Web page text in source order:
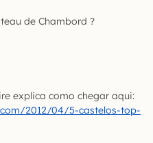
de Chambord ?
explica como chegar aqui:
2012/04/5-castelos-top-